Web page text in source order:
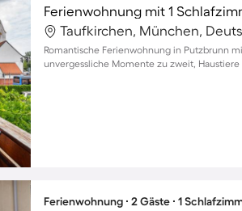
Ferienwohnung mit 1
Taufkirchen, München,
Romantische Ferienwohnung in Putzbrunn
unvergessliche Momente zu zweit,
Ferienwohnung ∙ 2 Gäste ∙ 1